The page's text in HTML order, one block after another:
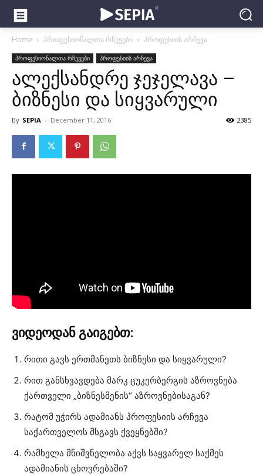
Home პროფესიონალთა რჩევები პროფესიის არჩევა
პროფესიონალთა რჩევები პროფესიის არჩევა
ალექსანდრე ჯეჯელავა –
ბიზნესი და სიყვარული
By SEPIA - December 11, 2016 2385
ვიდეოდან გაიგებთ:
რითი გავს ერთმანეთს ბიზნესი და სიყვარული?
რით განსხვავდება მარკ ცუკერბერგის აზროვნება
ქართველი „ბიზნესმენის“ აზროვნებისაგან?
რატომ უჭირს ადამიანს პროფესიის არჩევა
საქართველოს მსგავს ქვეყნებში?
რამხელა მნიშვნელობა აქვს საყვარელ საქმეს
ადამიანის ცხოვრებაში?